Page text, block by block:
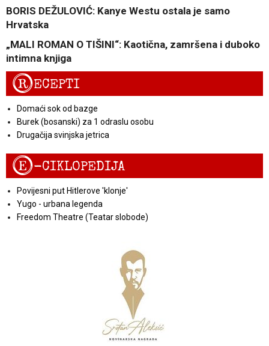
BORIS DEŽULOVIĆ: Kanye Westu ostala je samo
Hrvatska
„MALI ROMAN O TIŠINI“: Kaotična, zamršena i duboko
intimna knjiga
RECEPTI
Domaći sok od bazge
Burek (bosanski) za 1 odraslu osobu
Drugačija svinjska jetrica
E-CIKLOPEDIJA
Povijesni put Hitlerove 'klonje'
Yugo - urbana legenda
Freedom Theatre (Teatar slobode)